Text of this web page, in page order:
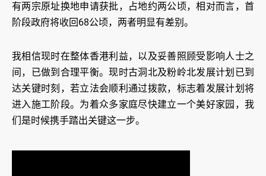
有两宗原址换地申请获批，占地约两公顷，相对而言，首
阶段政府将收回68公顷，两者明显有差别。
我相信现时在整体香港利益，以及妥善照顾受影响人士之
间，已做到合理平衡。现时古洞北及粉岭北发展计划已到
达关键时刻，若立法会顺利通过拨款，标志着发展计划将
进入施工阶段。为着众多家庭尽快建立一个美好家园，我
们是时候携手踏出关键这一步。